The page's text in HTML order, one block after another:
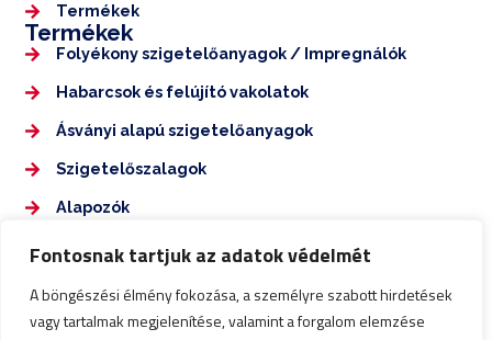
Fontosnak tartjuk az adatok védelmét
A böngészési élmény fokozása, a személyre szabott hirdetések
vagy tartalmak megjelenítése, valamint a forgalom elemzése
Termékek
Termékek
Folyékony szigetelőanyagok / Impregnálók
Habarcsok és felújító vakolatok
Ásványi alapú szigetelőanyagok
Szigetelőszalagok
Alapozók
+36 70 350 7555
nagykarolyepuletdiagnosztika@gmail.com